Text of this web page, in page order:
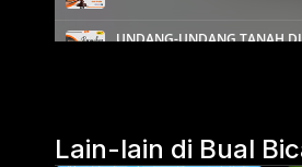
Lain-lain di Bual